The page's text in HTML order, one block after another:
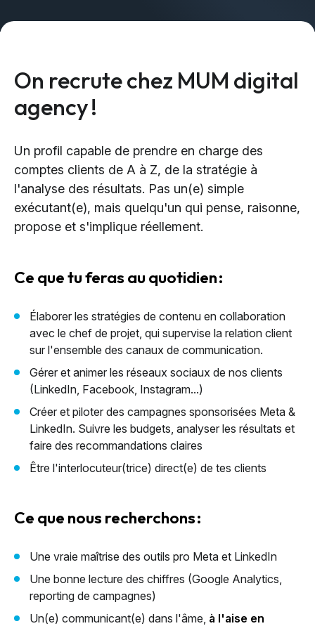
Création de sites web
Marketing
Marketing 360°
Référencement (SEO/GEO)
Publicité en ligne (SEA/SMA)
Social Media Marketing (SMM)
Marketing par e-mail
Applications web
Cloud Services
Solutions IA
On recrute chez MUM digital
agency !
Un profil capable de prendre en charge des
comptes clients de A à Z, de la stratégie à
l'analyse des résultats. Pas un(e) simple
exécutant(e), mais quelqu'un qui pense, raisonne,
propose et s'implique réellement.
Ce que tu feras au quotidien :
Élaborer les stratégies de contenu en collaboration
avec le chef de projet, qui supervise la relation client
sur l'ensemble des canaux de communication.
Gérer et animer les réseaux sociaux de nos clients
(LinkedIn, Facebook, Instagram...)
Créer et piloter des campagnes sponsorisées Meta &
LinkedIn. Suivre les budgets, analyser les résultats et
faire des recommandations claires
Être l'interlocuteur(trice) direct(e) de tes clients
Ce que nous recherchons :
Une vraie maîtrise des outils pro Meta et LinkedIn
Une bonne lecture des chiffres (Google Analytics,
reporting de campagnes)
Un(e) communicant(e) dans l'âme, à l'aise en